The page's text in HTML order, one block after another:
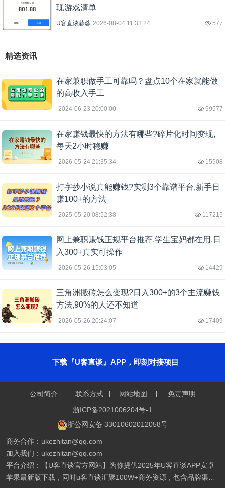
现游戏清单
U客直谈蒜蓉 2026-08-04 11:33:24 577
精选资讯
在家兼职做手工可靠吗？盘点10个在家就能做
的高收入手工
2024-06-23 20:00:00 99577
在家赚钱最快的方法有哪些?碎片化时间变现,
每天2小时稳赚
2026-05-24 21:35:34 15908
打字抄小说真能赚钱?实测3个靠谱平台,新手日
赚100+的方法
2025-05-20 08:52:38 117215
网上兼职赚钱正规平台推荐,学生宝妈都在用,日
入300+真实可操作
2026-05-26 15:03:05 14429
三角洲搬砖怎么变现?日入300+的3个主流赚钱
方法,90%的人还不知道
2026-05-26 20:24:07 17409
下载『U客直谈』APP，即刻对接项目
公司简介 联系方式 网站地图
免责声明
浙ICP备2021006204号-1
浙公网安备 33010602012058号
商务合作：ukezhitan@qq.com
加入我们：ukezhitan@qq.com
平台介绍：【U客直谈官方网站】为你提供2025年U客直谈APP安卓
苹果最新版下载，同时u客直谈汇聚100W+商务资源，包含品牌渠